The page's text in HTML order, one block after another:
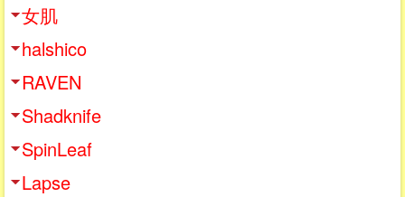
女肌
halshico
RAVEN
Shadknife
SpinLeaf
Lapse